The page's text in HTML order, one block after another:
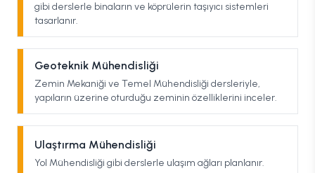
gibi derslerle binaların ve köprülerin taşıyıcı sistemleri
tasarlanır.
Geoteknik Mühendisliği
Zemin Mekaniği ve Temel Mühendisliği dersleriyle,
yapıların üzerine oturduğu zeminin özelliklerini inceler.
Ulaştırma Mühendisliği
Yol Mühendisliği gibi derslerle ulaşım ağları planlanır.